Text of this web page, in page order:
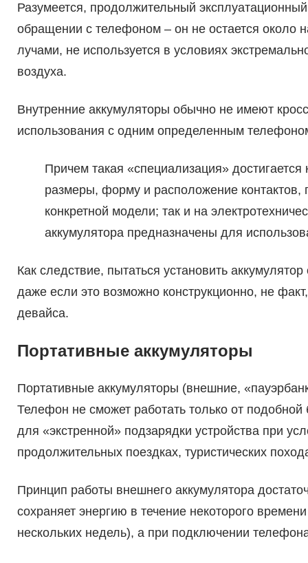
Разумеется, продолжительный
обращении с телефоном – он не остается около
лучами, не используется в условиях
воздуха.
Внутренние аккумуляторы обычно не имеют
использования с одним определенным
Причем такая «специализация» достигается
размеры, форму и расположение контактов,
конкретной модели; так и на
аккумулятора предназначены для
Как следствие, пытаться установить
даже если это возможно конструкционно, не
девайса.
Портативные аккумуляторы
Портативные аккумуляторы (внешние,
Телефон не сможет работать только от
для «экстренной» подзарядки устройства при
продолжительных поездках, туристических
Принцип работы внешнего аккумулятора
сохраняет энергию в течение некоторого
нескольких недель), а при подключении